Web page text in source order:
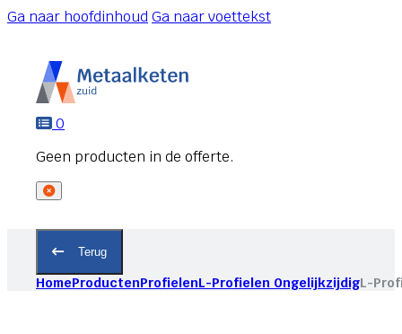
Ga naar hoofdinhoudGa naar voettekst
0
Terug
HomeProductenProfielenL-Profielen OngelijkzijdigL-